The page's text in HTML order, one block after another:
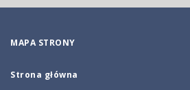
MAPA STRONY
Strona główna